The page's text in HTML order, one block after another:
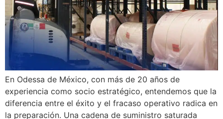
En Odessa de México, con más de 20 años de
experiencia como socio estratégico, entendemos que la
diferencia entre el éxito y el fracaso operativo radica en
la preparación. Una cadena de suministro saturada